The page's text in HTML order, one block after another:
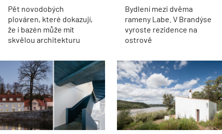
Pět novodobých
plováren, které dokazují,
že i bazén může mít
skvělou architekturu
Bydlení mezi dvěma
rameny Labe. V Brandýse
vyroste rezidence na
ostrově